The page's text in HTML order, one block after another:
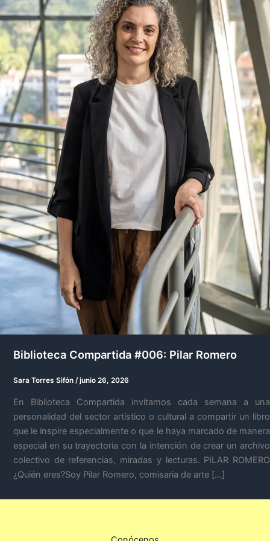
Biblioteca Compartida #006: Pilar Romero
Sara Torres Sifón /junio 26, 2026
En Biblioteca Compartida invitamos cada semana a una
personalidad del sector artístico o cultural a compartir un libro
que le inspire especialmente o que le haya marcado de manera
especial en su trayectoria con la intención de crear un archivo
colectivo de referencias, miradas y lecturas. PILAR ROMERO
¿Quién eres?Soy Pilar Romero, comisaria de arte […]